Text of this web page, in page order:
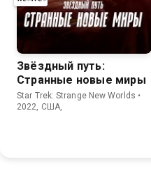
Звёздный путь:
Странные новые миры
Star Trek: Strange New Worlds •
2022, США,